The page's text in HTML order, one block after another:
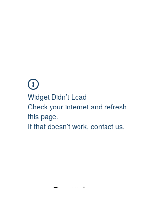
Widget Didn’t Load
Check your internet and refresh
this page.
If that doesn’t work, contact us.